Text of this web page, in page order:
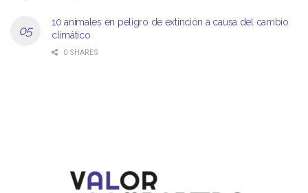
10 animales en peligro de extinción a causa del cambio
climático
0 SHARES